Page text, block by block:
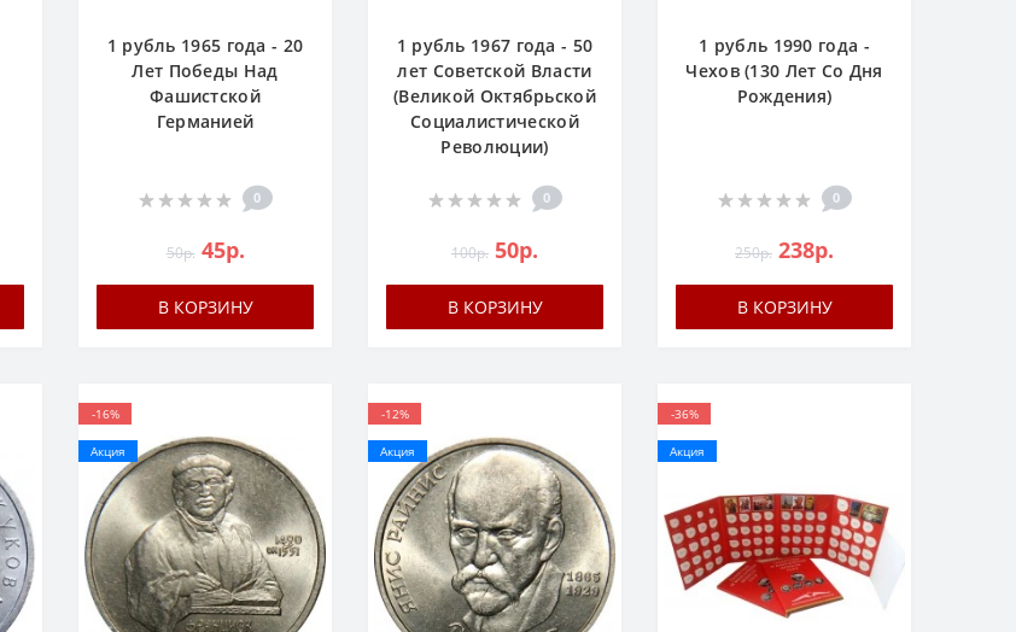
1 рубль 1965 года - 20
Лет Победы Над
Фашистской
Германией
0
50р. 45р.
В КОРЗИНУ
1 рубль 1967 года - 50
лет Советской Власти
(Великой Октябрьской
Социалистической
Революции)
0
100р. 50р.
В КОРЗИНУ
1 рубль 1990 года -
Чехов (130 Лет Со Дня
Рождения)
0
250р. 238р.
В КОРЗИНУ
-16%
Акция
-12%
Акция
-36%
Акция